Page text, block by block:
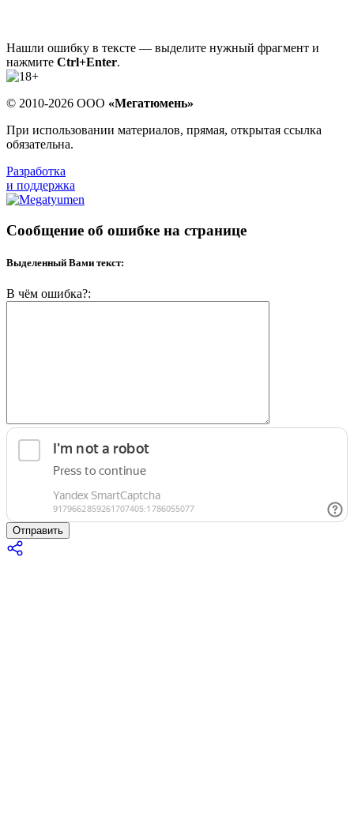
Нашли ошибку в тексте — выделите нужный фрагмент и
нажмите Ctrl+Enter.
© 2010-2026 ООО «Мегатюмень»
При использовании материалов, прямая, открытая ссылка
обязательна.
Разработка
и поддержка
Сообщение об ошибке на странице
Выделенный Вами текст:
В чём ошибка?:
Отправить